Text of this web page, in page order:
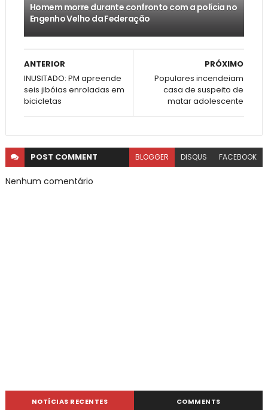
Homem morre durante confronto com a polícia no
Engenho Velho da Federação
PRÓXIMO
Populares incendeiam
casa de suspeito de
matar adolescente
ANTERIOR
INUSITADO: PM apreende
seis jibóias enroladas em
bicicletas
POST COMMENT BLOGGER DISQUS FACEBOOK
Nenhum comentário
NOTÍCIAS RECENTES COMMENTS